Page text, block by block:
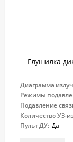
Глушилка
Диаграмма
Режимы
Подавление
Количество УЗ-
Пульт ДУ: Да